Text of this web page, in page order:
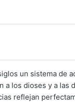
un sistema de
los dioses y a las
reflejan